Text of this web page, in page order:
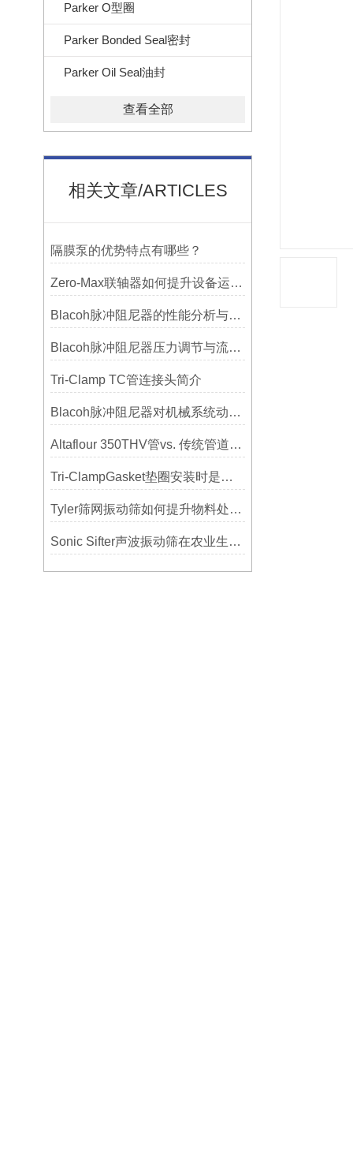
Parker O型圈
Parker Bonded Seal密封
Parker Oil Seal油封
查看全部
相关文章/ARTICLES
隔膜泵的优势特点有哪些？
Zero-Max联轴器如何提升设备运行精度？
Blacoh脉冲阻尼器的性能分析与测试方法
Blacoh脉冲阻尼器压力调节与流量匹配技巧
Tri-Clamp TC管连接头简介
Blacoh脉冲阻尼器对机械系统动态特性的影响分析
Altaflour 350THV管vs. 传统管道：谁更耐用？
Tri-ClampGasket垫圈安装时是否需要涂抹润滑剂或密封脂？
Tyler筛网振动筛如何提升物料处理能力
Sonic Sifter声波振动筛在农业生产中的应用与优化